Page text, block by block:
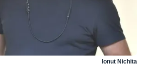
Ionuț Nichita